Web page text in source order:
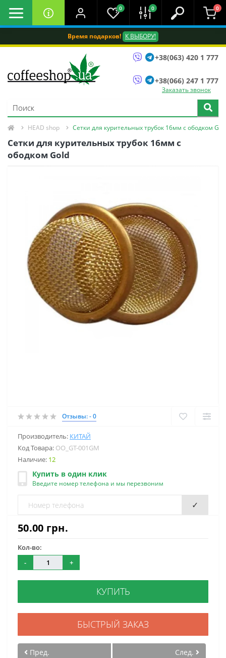
Время подарков! К ВЫБОРУ!
0 0 0
+38(063) 420 1 777
+38(066) 247 1 777
Заказать звонок
HEAD shop Сетки для курительных трубок 16мм с ободком
Сетки для курительных трубок 16мм с
ободком Gold
Отзывы: - 0
Производитель: КИТАЙ
Код Товара: OO_GT-001GM
Наличие: 12
Купить в один клик
Введите номер телефона и мы перезвоним
✓
50.00 грн.
Кол-во:
-
+
КУПИТЬ
БЫСТРЫЙ ЗАКАЗ
Пред. След.